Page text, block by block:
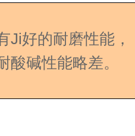
Ji好的耐磨性能，
酸碱性能略差。